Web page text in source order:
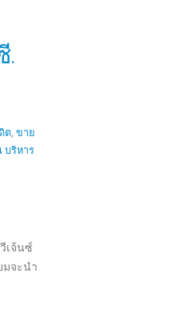
.
ต,ขาย
บริหาร
เจ้นซ์
มจะนำ